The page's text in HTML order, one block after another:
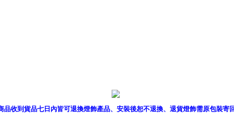
品收到貨品七日內皆可退換燈飾產品、安裝後恕不退換、退貨燈飾需原包裝寄